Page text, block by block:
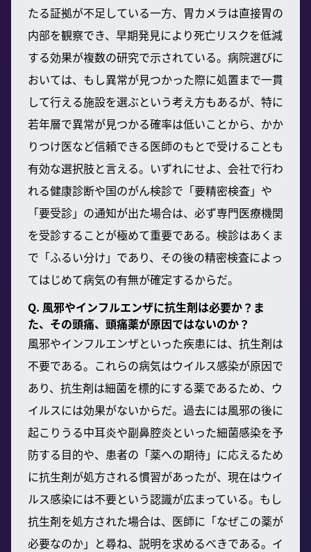
たる証拠が不足している一方、胃カメラは直接胃の
内部を観察でき、早期発見により死亡リスクを低減
する効果が複数の研究で示されている。病院選びに
おいては、もし異常が見つかった際に処置まで一貫
して行える施設を選ぶという考え方もあるが、特に
若年層で異常が見つかる確率は低いことから、かか
りつけ医など信頼できる医師のもとで受けることも
有効な選択肢と言える。いずれにせよ、会社で行わ
れる健康診断や国のがん検診で「要精密検査」や
「要受診」の通知が出た場合は、必ず専門医療機関
を受診することが極めて重要である。検診はあくま
で「ふるい分け」であり、その後の精密検査によっ
てはじめて病気の有無が確定するからだ。
Q. 風邪やインフルエンザに抗生剤は必要か？ま
た、その頭痛、頭痛薬が原因ではないのか？
風邪やインフルエンザといった疾患には、抗生剤は
不要である。これらの病気はウイルス感染が原因で
あり、抗生剤は細菌を標的にする薬であるため、ウ
イルスには効果がないからだ。過去には風邪の後に
起こりうる中耳炎や副鼻腔炎といった細菌感染を予
防する目的や、患者の「薬への期待」に応えるため
に抗生剤が処方される慣習があったが、現在はウイ
ルス感染には不要という認識が広まっている。もし
抗生剤を処方された場合は、医師に「なぜこの薬が
必要なのか」と尋ね、説明を求めるべきである。イ